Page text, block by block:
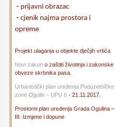
- prijavni obrazac
- cjenik najma prostora i
opreme
Projekt ulaganja u objekte dječjih vrtića
Novi zakon o zaštiti životinja i zakonske
obveze skrbnika pasa.
Urbanistički plan uređenja Poduzetničke
zone Ogulin – UPU 6 - 21.11.2017.
Prostorni plan uređenja Grada Ogulina –
III. Izmjene i dopune